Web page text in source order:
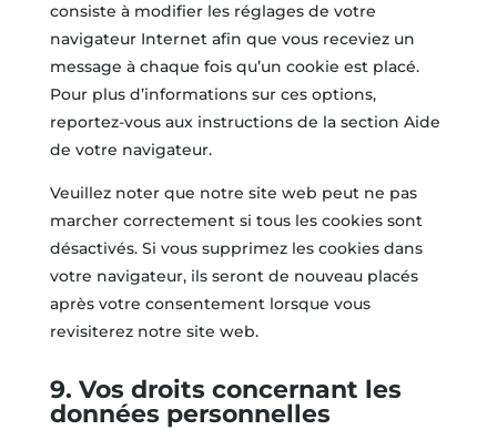
consiste à modifier les réglages de votre
navigateur Internet afin que vous receviez un
message à chaque fois qu’un cookie est placé.
Pour plus d’informations sur ces options,
reportez-vous aux instructions de la section Aide
de votre navigateur.
Veuillez noter que notre site web peut ne pas
marcher correctement si tous les cookies sont
désactivés. Si vous supprimez les cookies dans
votre navigateur, ils seront de nouveau placés
après votre consentement lorsque vous
revisiterez notre site web.
9. Vos droits concernant les
données personnelles